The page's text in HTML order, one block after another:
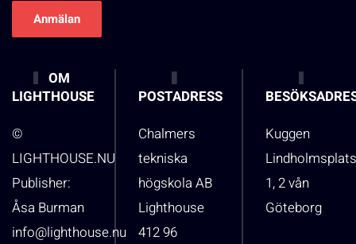
OM
LIGHTHOUSE
©
LIGHTHOUSE.NU
Publisher:
Åsa Burman
info@lighthouse.nu
POSTADRESS
Chalmers
tekniska
högskola AB
Lighthouse
412 96
Kuggen
1, 2 vån
Göteborg